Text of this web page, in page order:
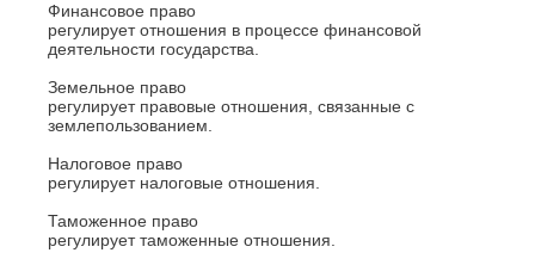
Финансовое право
регулирует отношения в процессе финансовой
деятельности государства.
Земельное право
регулирует правовые отношения, связанные с
землепользованием.
Налоговое право
регулирует налоговые отношения.
Таможенное право
регулирует таможенные отношения.